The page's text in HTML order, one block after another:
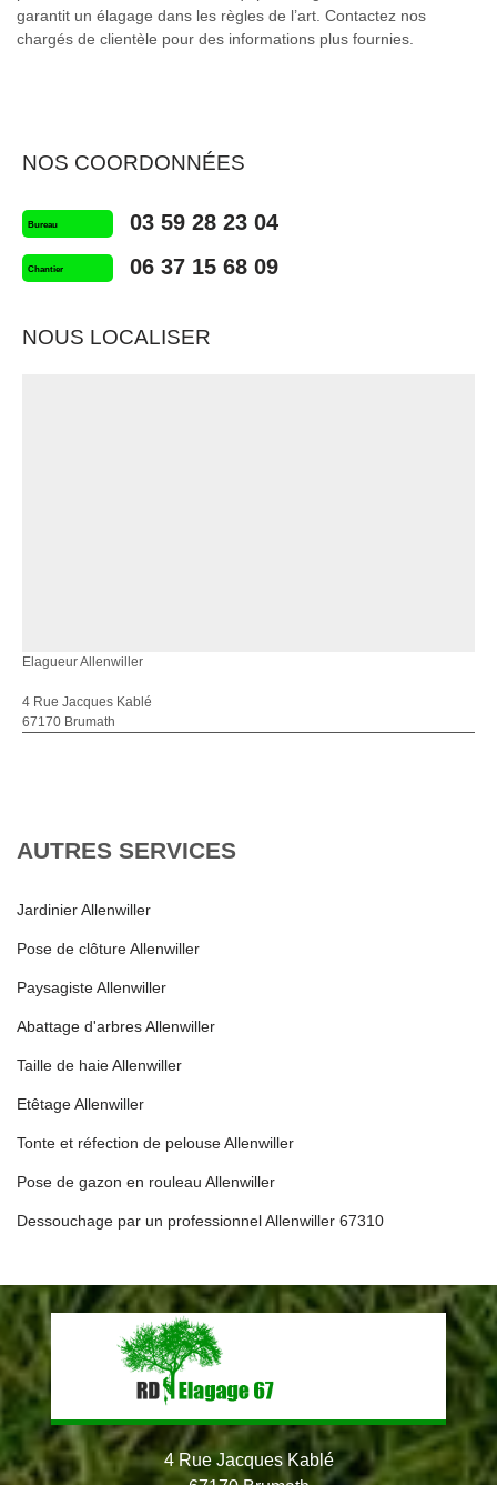
garantit un élagage dans les règles de l’art. Contactez nos
chargés de clientèle pour des informations plus fournies.
NOS COORDONNÉES
Bureau 03 59 28 23 04
Chantier 06 37 15 68 09
NOUS LOCALISER
Elagueur Allenwiller
4 Rue Jacques Kablé
67170 Brumath
AUTRES SERVICES
Jardinier Allenwiller
Pose de clôture Allenwiller
Paysagiste Allenwiller
Abattage d'arbres Allenwiller
Taille de haie Allenwiller
Etêtage Allenwiller
Tonte et réfection de pelouse Allenwiller
Pose de gazon en rouleau Allenwiller
Dessouchage par un professionnel Allenwiller 67310
4 Rue Jacques Kablé